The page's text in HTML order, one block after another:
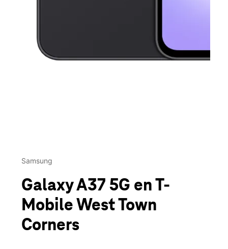
Samsung
Galaxy A37 5G en T-
Mobile West Town
Corners